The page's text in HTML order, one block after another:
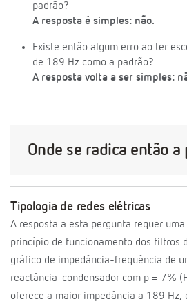
padrão?
A resposta é simples: não.
Existe então algum erro ao ter
de 189 Hz como a padrão?
A resposta volta a ser simples:
Onde se radica então
Tipologia de redes elétricas
A resposta a esta pergunta requer
princípio de funcionamento dos filtros
gráfico de impedância-frequência de
reactância-condensador com p = 7%
oferece a maior impedância a 189 Hz,